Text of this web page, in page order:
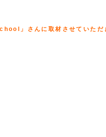
」さんに取材させていた